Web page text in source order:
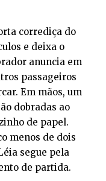
corrediça do
e deixa o
anuncia em
passageiros
Em mãos, um
dobradas ao
de papel.
menos de dois
segue pela
de partida.